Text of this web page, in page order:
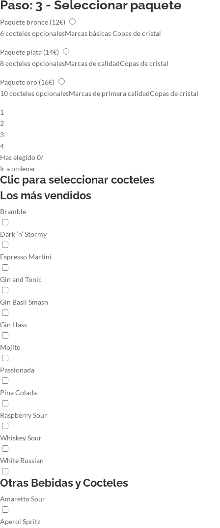
Paso: 3 - Seleccionar paquete
Paquete bronce (12€)
6 cocteles opcionalesMarcas básicasCopas de cristal
Paquete plata (14€)
8 cocteles opcionalesMarcas de calidadCopas de cristal
Paquete oro (16€)
10 cocteles opcionalesMarcas de primera calidadCopas de cristal
1
2
3
4
Has elegido0/
Ira ordenar
Clic para seleccionarcocteles
Los más vendidos
Bramble
Dark ‘n’ Stormy
Espresso Martini
Gin and Tonic
Gin Basil Smash
Gin Hass
Mojito
Passionada
Pina Colada
Raspberry Sour
Whiskey Sour
White Russian
Otras Bebidas y Cocteles
Amaretto Sour
Aperol Spritz